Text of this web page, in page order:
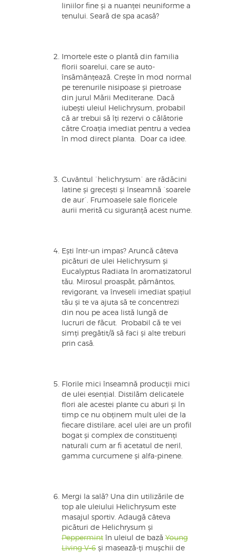
liniilor fine și a nuanței neuniforme a
tenului. Seară de spa acasă?
Imortele este o plantă din familia
florii soarelui, care se auto-
însămânțează. Crește în mod normal
pe terenurile nisipoase și pietroase
din jurul Mării Mediterane. Dacă
iubești uleiul Helichrysum, probabil
că ar trebui să îți rezervi o călătorie
către Croația imediat pentru a vedea
în mod direct planta. Doar ca idee.
Cuvântul `helichrysum` are rădăcini
latine și grecești și înseamnă `soarele
de aur`. Frumoasele sale floricele
aurii merită cu siguranță acest nume.
Ești într-un impas? Aruncă câteva
picături de ulei Helichrysum și
Eucalyptus Radiata în aromatizatorul
tău. Mirosul proaspăt, pământos,
revigorant, va înveseli imediat spațiul
tău și te va ajuta să te concentrezi
din nou pe acea listă lungă de
lucruri de făcut. Probabil că te vei
simți pregătit/ă să faci și alte treburi
prin casă.
Florile mici înseamnă producții mici
de ulei esențial. Distilăm delicatele
flori ale acestei plante cu aburi și în
timp ce nu obținem mult ulei de la
fiecare distilare, acel ulei are un profil
bogat și complex de constituenți
naturali cum ar fi acetatul de neril,
gamma curcumene și alfa-pinene.
Mergi la sală? Una din utilizările de
top ale uleiului Helichrysum este
masajul sportiv. Adaugă câteva
picături de Helichrysum și
Peppermint în uleiul de bază Young
Living V-6 și masează-ți mușchii de